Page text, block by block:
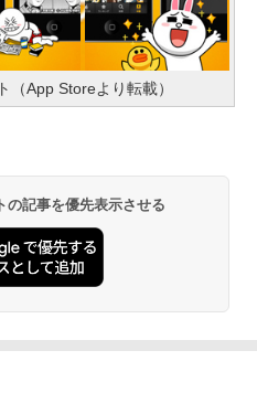
（App Storeより転載）
記事を優先表示させる